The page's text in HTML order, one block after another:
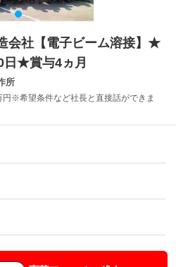
会社【電子ビーム溶接】★
日★賞与4ヵ月
所
円※希望条件など社長と直接話ができま